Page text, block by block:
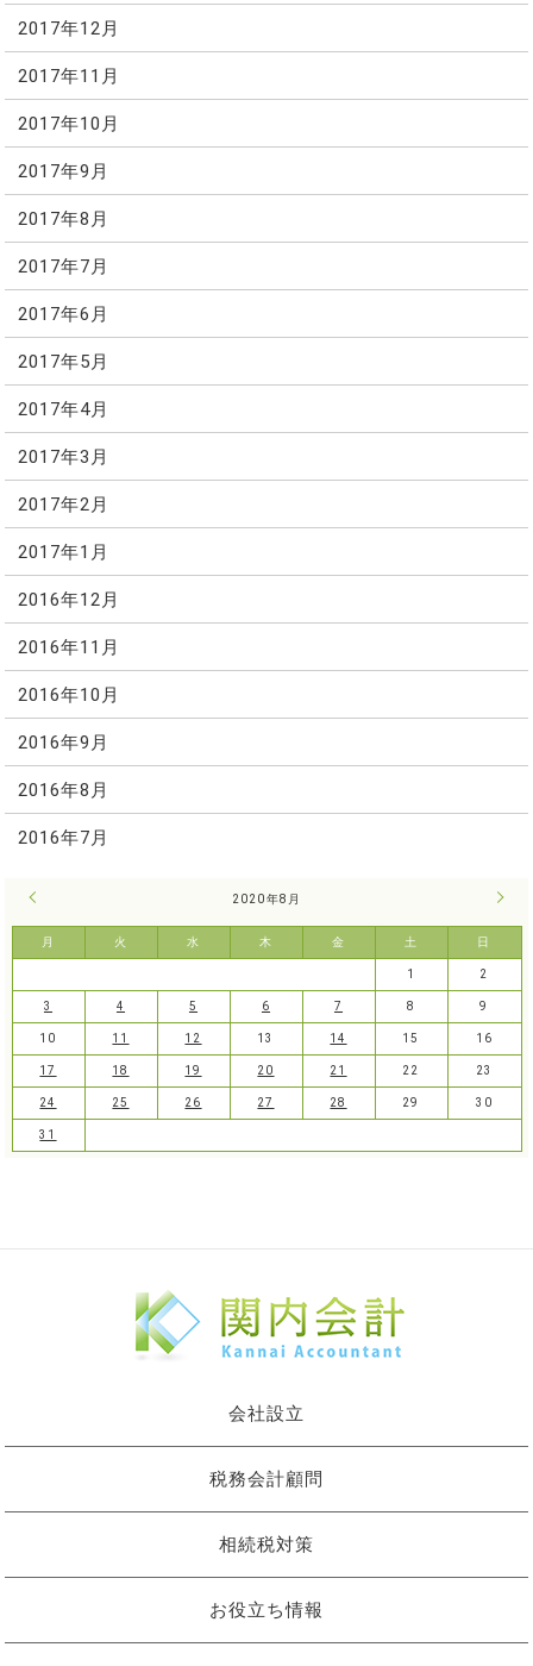
2017年12月
2017年11月
2017年10月
2017年9月
2017年8月
2017年7月
2017年6月
2017年5月
2017年4月
2017年3月
2017年2月
2017年1月
2016年12月
2016年11月
2016年10月
2016年9月
2016年8月
2016年7月
2020年8月
月 火 水 木 金 土 日
9月
1 2
3 4 5 6 7 8 9
10 11 12 13 14 15 16
17 18 19 20 21 22 23
24 25 26 27 28 29 30
31
会社設立
税務会計顧問
相続税対策
お役立ち情報